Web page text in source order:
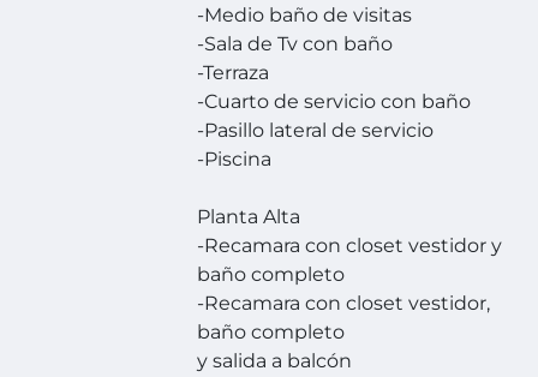
-Medio baño de visitas
-Sala de Tv con baño
-Terraza
-Cuarto de servicio con baño
-Pasillo lateral de servicio
-Piscina
Planta Alta
-Recamara con closet vestidor y
baño completo
-Recamara con closet vestidor,
baño completo
y salida a balcón